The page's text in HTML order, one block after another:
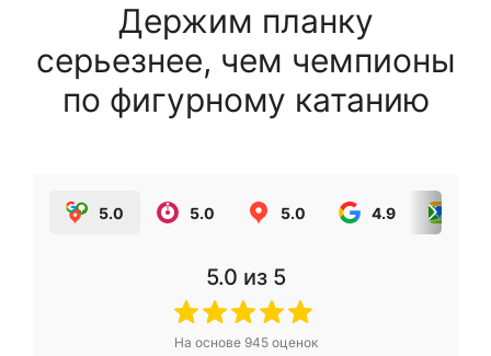
Держим планку
серьезнее, чем чемпионы
по фигурному катанию
5.0 5.0 5.0 4.9
5.0 из 5
На основе 945оценок